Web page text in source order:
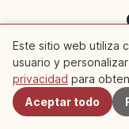
Descubre
Cultura Tradicional
Este sitio web utiliza
usuario y
privacidad para
Aceptar todo